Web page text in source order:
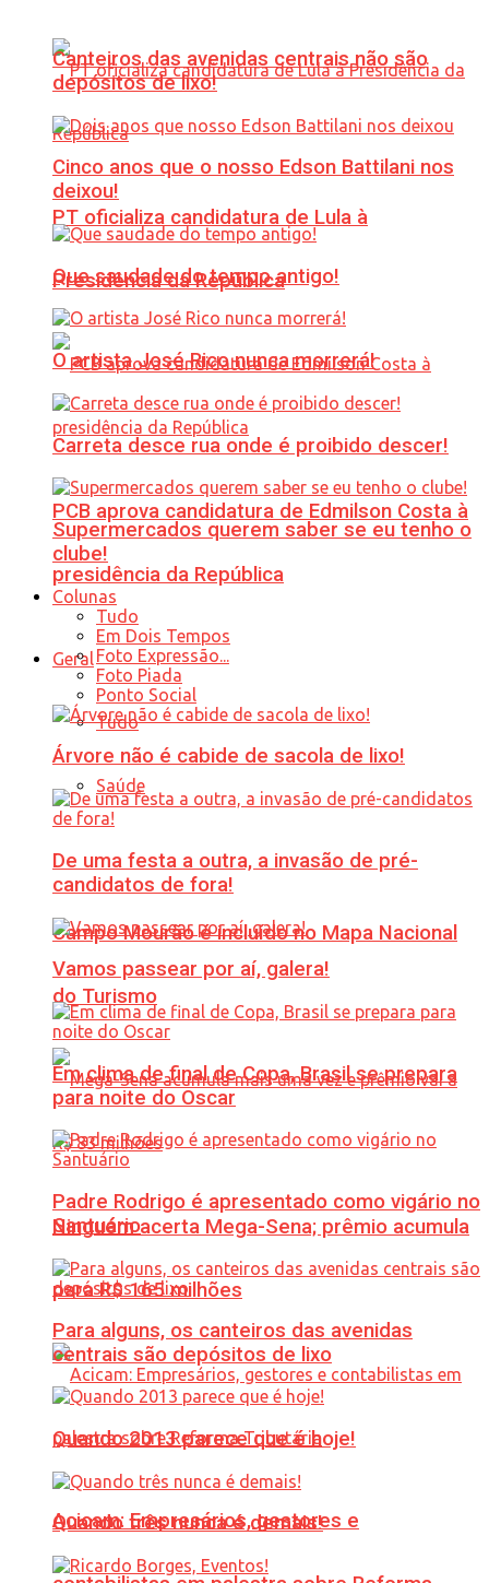
PT oficializa candidatura de Lula à
Presidência da República
PCB aprova candidatura de Edmilson Costa à
presidência da República
Geral
Tudo
Saúde
Campo Mourão é incluído no Mapa Nacional
do Turismo
Ninguém acerta Mega-Sena; prêmio acumula
para R$ 165 milhões
Acicam: Empresários, gestores e
Canteiros das avenidas centrais não são
depósitos de lixo!
Cinco anos que o nosso Edson Battilani nos
deixou!
Que saudade do tempo antigo!
O artista José Rico nunca morrerá!
Carreta desce rua onde é proibido descer!
Supermercados querem saber se eu tenho o
clube!
Colunas
Tudo
Em Dois Tempos
Foto Expressão...
Foto Piada
Ponto Social
Árvore não é cabide de sacola de lixo!
De uma festa a outra, a invasão de pré-
candidatos de fora!
Vamos passear por aí, galera!
Em clima de final de Copa, Brasil se prepara
para noite do Oscar
Padre Rodrigo é apresentado como vigário no
Santuário
Para alguns, os canteiros das avenidas
centrais são depósitos de lixo
Quando 2013 parece que é hoje!
Quando três nunca é demais!